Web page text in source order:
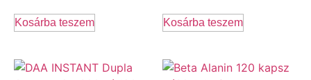
Kosárba teszem Kosárba teszem